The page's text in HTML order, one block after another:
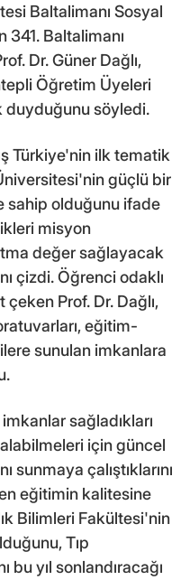
Baltalimanı Sosyal
Baltalimanı
Dr. Güner Dağlı,
Öğretim Üyeleri
duyduğunu söyledi.
Türkiye'nin ilk tematik
güçlü bir
sahip olduğunu ifade
misyon
değer sağlayacak
çizdi. Öğrenci odaklı
Prof. Dr. Dağlı,
eğitim-
sunulan imkanlara
sağladıkları
için güncel
sunmaya çalıştıklarını
eğitimin kalitesine
Bilimleri Fakültesi'nin
Tıp
bu yıl sonlandıracağı